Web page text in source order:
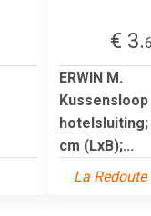
€ 3.
ERWIN M.
hotelsluiting;
cm (LxB);...
La Redoute